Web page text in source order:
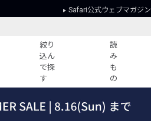
Safari公式ウェブマガジン
絞り
込ん
で探
す
読
み
も
の